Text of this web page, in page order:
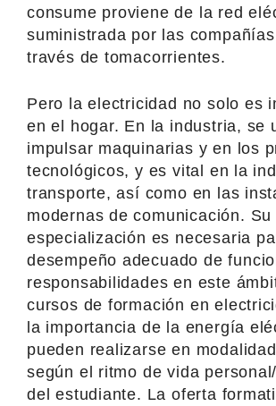
consume proviene de la red
suministrada por las
través de tomacorrientes.
Pero la electricidad no solo es
en el hogar. En la industria, se
impulsar maquinarias y en los
tecnológicos, y es vital en la
transporte, así como en las
modernas de comunicación. Su
especialización es necesaria
desempeño adecuado de
responsabilidades en este
cursos de formación en
la importancia de la energía
pueden realizarse en
según el ritmo de vida
del estudiante. La oferta